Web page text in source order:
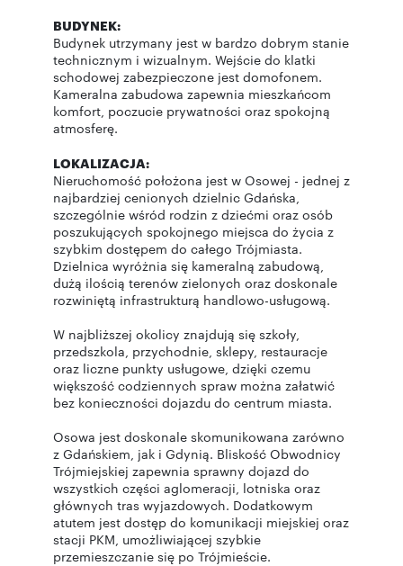
BUDYNEK:
Budynek utrzymany jest w bardzo dobrym stanie
technicznym i wizualnym. Wejście do klatki
schodowej zabezpieczone jest domofonem.
Kameralna zabudowa zapewnia mieszkańcom
komfort, poczucie prywatności oraz spokojną
atmosferę.
LOKALIZACJA:
Nieruchomość położona jest w Osowej - jednej z
najbardziej cenionych dzielnic Gdańska,
szczególnie wśród rodzin z dziećmi oraz osób
poszukujących spokojnego miejsca do życia z
szybkim dostępem do całego Trójmiasta.
Dzielnica wyróżnia się kameralną zabudową,
dużą ilością terenów zielonych oraz doskonale
rozwiniętą infrastrukturą handlowo-usługową.
W najbliższej okolicy znajdują się szkoły,
przedszkola, przychodnie, sklepy, restauracje
oraz liczne punkty usługowe, dzięki czemu
większość codziennych spraw można załatwić
bez konieczności dojazdu do centrum miasta.
Osowa jest doskonale skomunikowana zarówno
z Gdańskiem, jak i Gdynią. Bliskość Obwodnicy
Trójmiejskiej zapewnia sprawny dojazd do
wszystkich części aglomeracji, lotniska oraz
głównych tras wyjazdowych. Dodatkowym
atutem jest dostęp do komunikacji miejskiej oraz
stacji PKM, umożliwiającej szybkie
przemieszczanie się po Trójmieście.